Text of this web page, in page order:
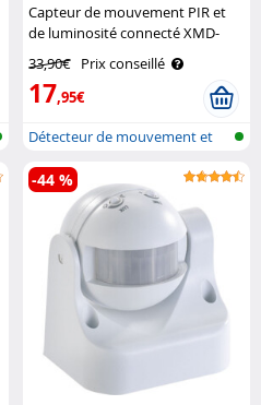
Capteur de mouvement PIR et
de luminosité connecté XMD-
33,90€ Prix conseillé
17,95€
Détecteur de mouvement et
de lumièr..
-44 %